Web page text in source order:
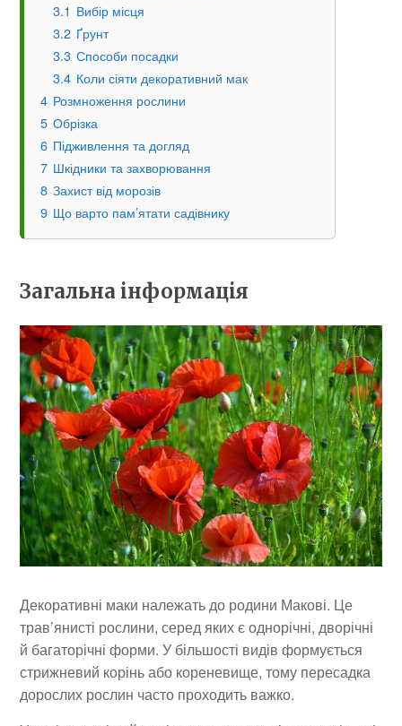
3.1 Вибір місця
3.2 Ґрунт
3.3 Способи посадки
3.4 Коли сіяти декоративний мак
4 Розмноження рослини
5 Обрізка
6 Підживлення та догляд
7 Шкідники та захворювання
8 Захист від морозів
9 Що варто пам’ятати садівнику
Загальна інформація
Декоративні маки належать до родини Макові. Це
трав’янисті рослини, серед яких є однорічні, дворічні
й багаторічні форми. У більшості видів формується
стрижневий корінь або кореневище, тому пересадка
дорослих рослин часто проходить важко.